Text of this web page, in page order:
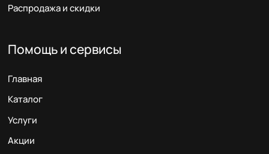
Распродажа и скидки
Помощь и сервисы
Главная
Каталог
Услуги
Акции